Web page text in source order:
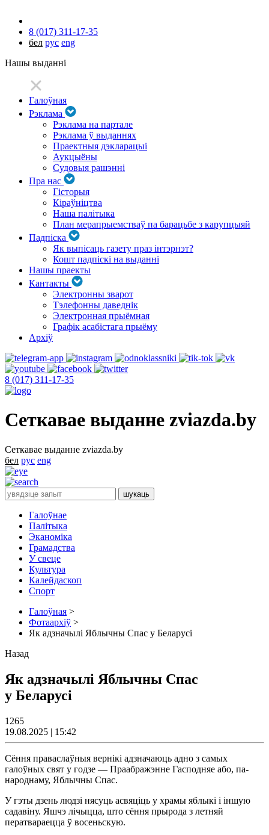
8 (017) 311-17-35
бел рус eng
Нашы выданні
Галоўная
Рэклама
Рэклама на партале
Рэклама ў выданнях
Праектныя дэкларацыі
Аукцыёны
Судовыя рашэнні
Пра нас
Гісторыя
Кіраўніцтва
Наша палітыка
План мерапрыемстваў па барацьбе з карупцыяй
Падпіска
Як выпісаць газету праз інтэрнэт?
Кошт падпіскі на выданні
Нашы праекты
Кантакты
Электронны зварот
Тэлефонны даведнік
Электронная прыёмная
Графік асабістага прыёму
Архіў
8 (017) 311-17-35
Сеткавае выданне zviazda.by
Сеткавае выданне zviazda.by
бел рус eng
Галоўнае
Палітыка
Эканоміка
Грамадства
У свеце
Культура
Калейдаскоп
Спорт
Галоўная >
Фотаархіў >
Як адзначылі Яблычны Спас у Беларусі
Назад
Як адзначылі Яблычны Спас
у Беларусі
1265
19.08.2025 | 15:42
Сёння праваслаўныя вернікі адзначаюць адно з самых
галоўных свят у годзе — Праабражэнне Гасподняе або, па-
народнаму, Яблычны Спас.
У гэты дзень людзі нясуць асвяціць у храмы яблыкі і іншую
садавіну. Яшчэ лічыцца, што сёння прырода з летняй
ператвараецца ў восеньскую.